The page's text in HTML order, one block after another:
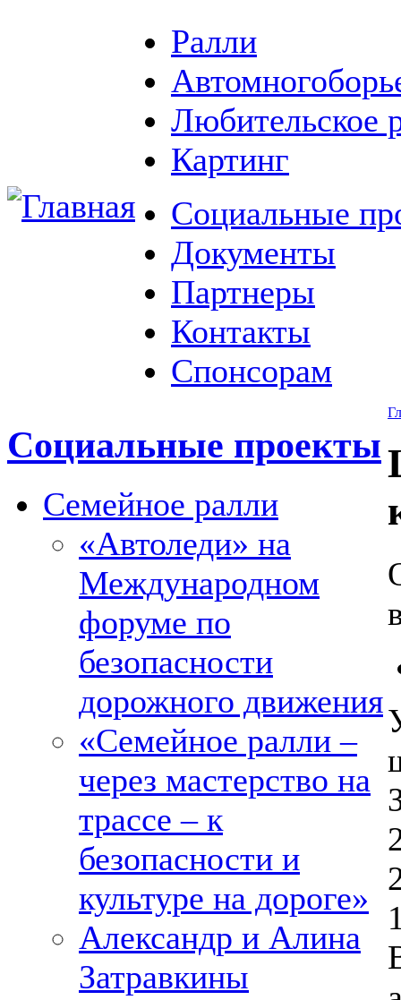
Ралли
Любительское
Картинг
Социальные
Документы
Партнеры
Контакты
Спонсорам
Социальные проекты
Семейное ралли
«Автоледи» на
Международном
форуме по
безопасности
дорожного движения
«Семейное ралли –
через мастерство на
трассе – к
безопасности и
культуре на дороге»
Александр и Алина
Затравкины